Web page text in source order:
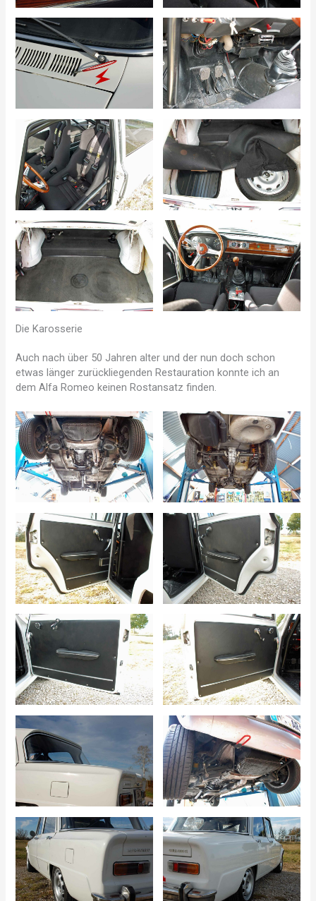
Die Karosserie
Auch nach über 50 Jahren alter und der nun doch schon
etwas länger zurückliegenden Restauration konnte ich an
dem Alfa Romeo keinen Rostansatz finden.